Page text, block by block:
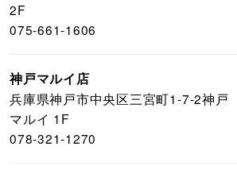
2F
075-661-1606
神戸マルイ店
兵庫県神戸市中央区三宮町1-7-2神戸
マルイ 1F
078-321-1270